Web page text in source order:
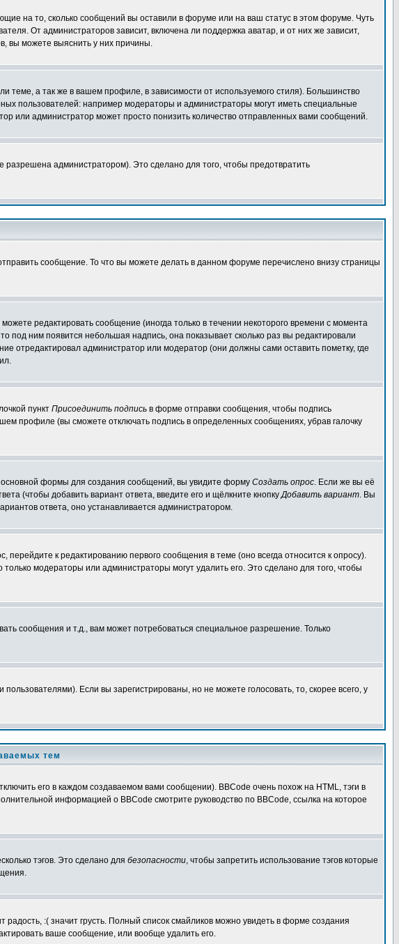
на то, сколько сообщений вы оставили в форуме или на ваш статус в этом форуме. Чуть
От администраторов зависит, включена ли поддержка аватар, и от них же зависит,
вы можете выяснить у них причины.
а так же в вашем профиле, в зависимости от используемого стиля). Большинство
пользователей: например модераторы и администраторы могут иметь специальные
или администратор может просто понизить количество отправленных вами сообщений.
администратором). Это сделано для того, чтобы предотвратить
сообщение. То что вы можете делать в данном форуме перечислено внизу страницы
редактировать сообщение (иногда только в течении некоторого времени с момента
ним появится небольшая надпись, она показывает сколько раз вы редактировали
отредактировал администратор или модератор (они должны сами оставить пометку, где
пункт Присоединить подпись в форме отправки сообщения, чтобы подпись
профиле (вы сможете отключать подпись в определенных сообщениях, убрав галочку
основной формы для создания сообщений, вы увидите форму Создать опрос. Если же вы её
(чтобы добавить вариант ответа, введите его и щёлкните кнопкуДобавить вариант. Вы
ответа, оно устанавливается администратором.
к редактированию первого сообщения в теме (оно всегда относится к опросу).
только модераторы или администраторы могут удалить его. Это сделано для того, чтобы
сообщения и т.д., вам может потребоваться специальное разрешение. Только
Если вы зарегистрированы, но не можете голосовать, то, скорее всего, у
тем
его в каждом создаваемом вами сообщении). BBCode очень похож на HTML, тэги в
информацией о BBCode смотрите руководство по BBCode, ссылка на которое
тэгов. Это сделано для безопасности, чтобы запретить использование тэгов которые
:( значит грусть. Полный список смайликов можно увидеть в форме создания
ваше сообщение, или вообще удалить его.